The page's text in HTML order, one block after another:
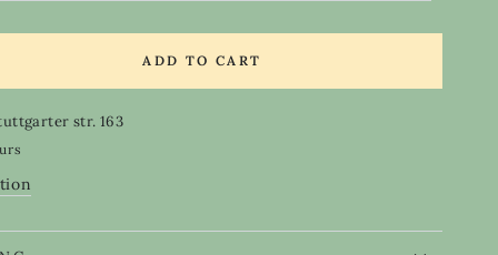
ADD TO CART
str. 163